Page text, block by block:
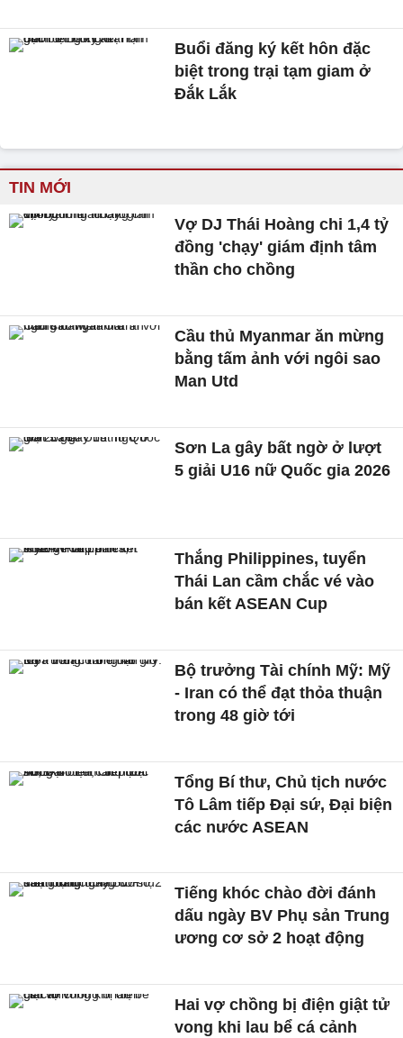
Buổi đăng ký kết hôn đặc
biệt trong trại tạm giam ở
Đắk Lắk
TIN MỚI
Vợ DJ Thái Hoàng chi 1,4 tỷ
đồng 'chạy' giám định tâm
thần cho chồng
Cầu thủ Myanmar ăn mừng
bằng tấm ảnh với ngôi sao
Man Utd
Sơn La gây bất ngờ ở lượt
5 giải U16 nữ Quốc gia 2026
Thắng Philippines, tuyển
Thái Lan cầm chắc vé vào
bán kết ASEAN Cup
Bộ trưởng Tài chính Mỹ: Mỹ
- Iran có thể đạt thỏa thuận
trong 48 giờ tới
Tổng Bí thư, Chủ tịch nước
Tô Lâm tiếp Đại sứ, Đại biện
các nước ASEAN
Tiếng khóc chào đời đánh
dấu ngày BV Phụ sản Trung
ương cơ sở 2 hoạt động
Hai vợ chồng bị điện giật tử
vong khi lau bể cá cảnh